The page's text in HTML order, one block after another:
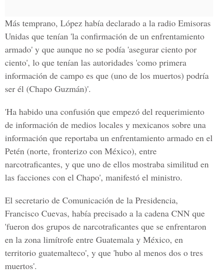
Más temprano, López había declarado a la radio Emisoras
Unidas que tenían 'la confirmación de un enfrentamiento
armado' y que aunque no se podía 'asegurar ciento por
ciento', lo que tenían las autoridades 'como primera
información de campo es que (uno de los muertos) podría
ser él (Chapo Guzmán)'.
'Ha habido una confusión que empezó del requerimiento
de información de medios locales y mexicanos sobre una
información que reportaba un enfrentamiento armado en el
Petén (norte, fronterizo con México), entre
narcotraficantes, y que uno de ellos mostraba similitud en
las facciones con el Chapo', manifestó el ministro.
El secretario de Comunicación de la Presidencia,
Francisco Cuevas, había precisado a la cadena CNN que
'fueron dos grupos de narcotraficantes que se enfrentaron
en la zona limítrofe entre Guatemala y México, en
territorio guatemalteco', y que 'hubo al menos dos o tres
muertos'.